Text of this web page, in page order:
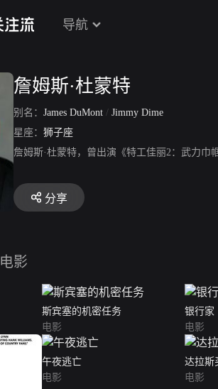
导航
詹姆斯·杜蒙特
别名： James DuMont / Jimmy Dime
星座： 狮子座
詹姆斯·杜蒙特，曾出演《特工佳丽2：武力巾
分享
电影
斯宾塞的机密任务
电影
银行家
电影
午夜逃亡
电影
达拉斯
电影